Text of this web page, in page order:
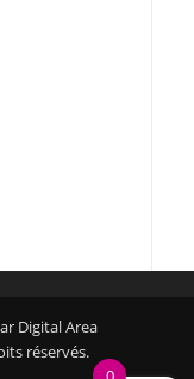
Digital Area
réservés.